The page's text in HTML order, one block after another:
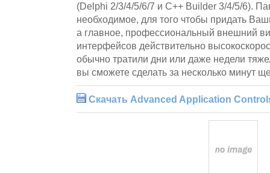
(Delphi 2/3/4/5/6/7 и C++ Builder 3/4/5/6).
необходимое, для того чтобы придать
а главное, профессиональный внешний
интерфейсов действительно
обычно тратили дни или даже недели
вы сможете сделать за несколько минут
Скачать Advanced Application